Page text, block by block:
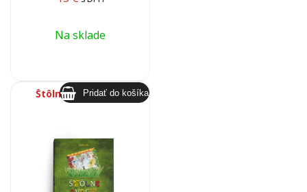
Na sklade
Štôlne dvoch tvárí